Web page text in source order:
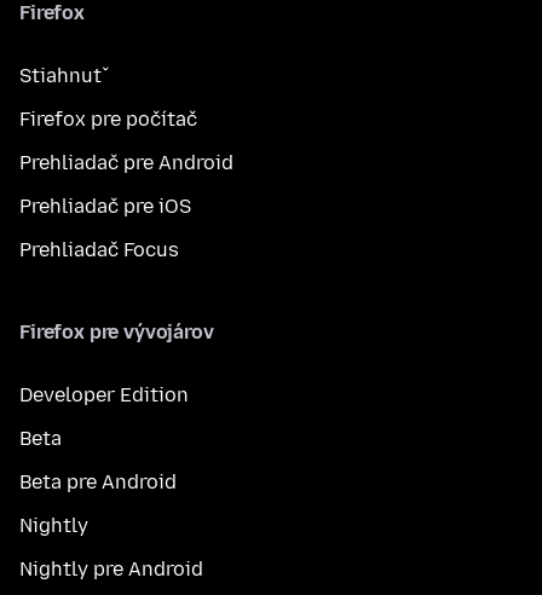
Firefox
Stiahnuť
Firefox pre počítač
Prehliadač pre Android
Prehliadač pre iOS
Prehliadač Focus
Firefox pre vývojárov
Developer Edition
Beta
Beta pre Android
Nightly
Nightly pre Android